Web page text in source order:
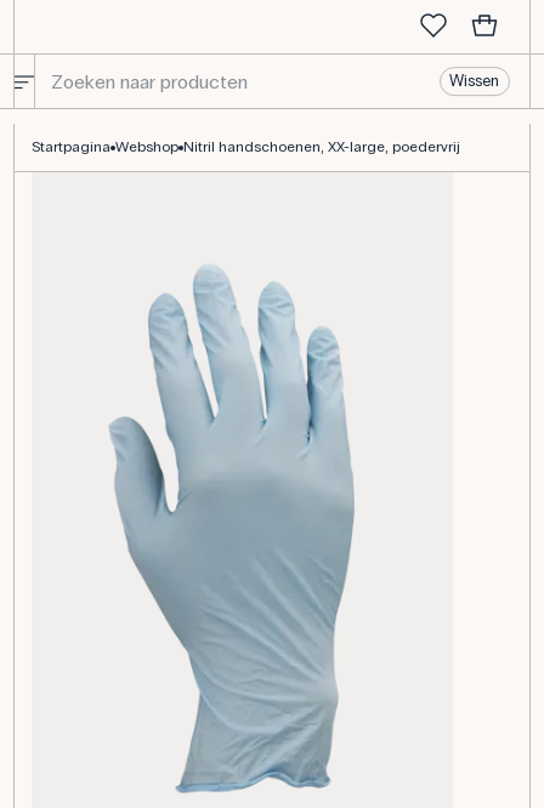
Wissen
Startpagina Webshop Nitril handschoenen, XX-large, poedervrij